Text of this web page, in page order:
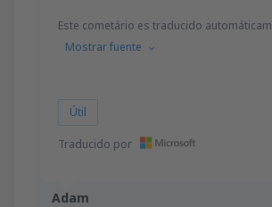
Adam
Este cometário es traducido
Mostrar fuente
Útil
Traducido por